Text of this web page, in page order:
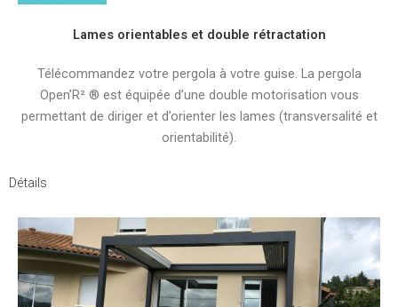
Lames orientables et double rétractation
Télécommandez votre pergola à votre guise. La pergola
Open’R² ® est équipée d’une double motorisation vous
permettant de diriger et d’orienter les lames (transversalité et
orientabilité).
Détails